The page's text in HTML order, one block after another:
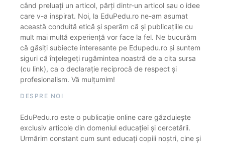
când preluați un articol, părți dintr-un articol sau o idee
care v-a inspirat. Noi, la EduPedu.ro ne-am asumat
această conduită etică și sperăm că și publicațiile cu
mult mai multă experiență vor face la fel. Ne bucurăm
că găsiți subiecte interesante pe Edupedu.ro și suntem
siguri că înțelegeți rugămintea noastră de a cita sursa
(cu link), ca o declarație reciprocă de respect și
profesionalism. Vă mulțumim!
DESPRE NOI
EduPedu.ro este o publicație online care găzduiește
exclusiv articole din domeniul educației și cercetării.
Urmărim constant cum sunt educați copiii noștri, cine și